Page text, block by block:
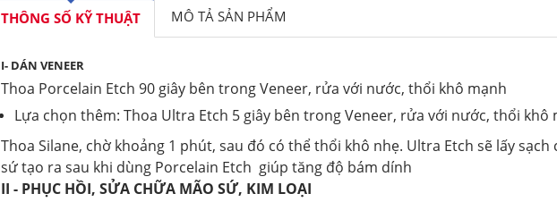
THÔNG SỐ KỸ THUẬT MÔ TẢ SẢN PHẨM
I- DÁN VENEER
Thoa Porcelain Etch 90 giây bên trong Veneer, rửa với nước, thổi khô mạnh
Lựa chọn thêm: Thoa Ultra Etch 5 giây bên trong Veneer, rửa với nước, thổi khô
Thoa Silane, chờ khoảng 1 phút, sau đó có thể thổi khô nhẹ. Ultra Etch sẽ lấy
sứ tạo ra sau khi dùng Porcelain Etch giúp tăng độ bám dính
II - PHỤC HỒI, SỬA CHỮA MÃO SỨ, KIM LOẠI